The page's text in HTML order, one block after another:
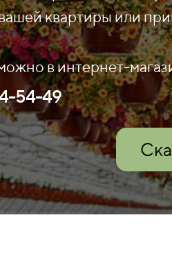
квартиры или
в интернет-
54-49